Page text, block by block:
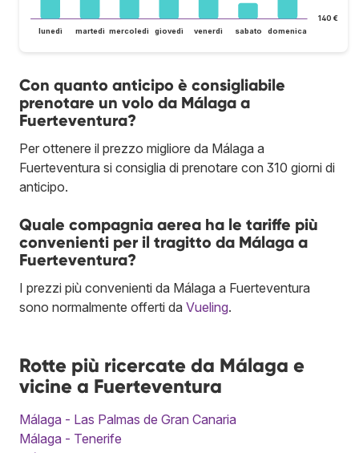
140 €
lunedì martedì mercoledì giovedì venerdì sabato domenica
Con quanto anticipo è consigliabile
prenotare un volo da Málaga a
Fuerteventura?
Per ottenere il prezzo migliore da Málaga a
Fuerteventura si consiglia di prenotare con 310 giorni di
anticipo.
Quale compagnia aerea ha le tariffe più
convenienti per il tragitto da Málaga a
Fuerteventura?
I prezzi più convenienti da Málaga a Fuerteventura
sono normalmente offerti da Vueling.
Rotte più ricercate da Málaga e
vicine a Fuerteventura
Málaga - Las Palmas de Gran Canaria
Málaga - Tenerife